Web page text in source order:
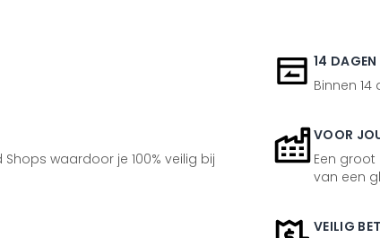
14 DAGEN
Binnen
waardoor je 100% veilig bij
VOOR
Een
van een
VEILIG